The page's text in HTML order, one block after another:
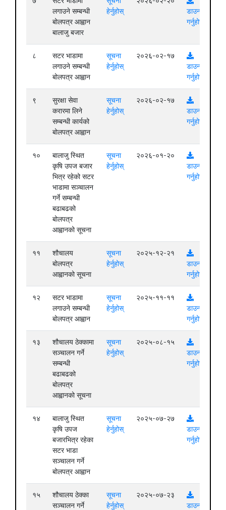
लगाउने सम्बन्धी
बोलपत्र आह्वान
बालाजु बजार
हेर्नुहोस्
डाउनलोड
गर्नुहोस्
८
सटर भाडामा
लगाउने सम्बन्धी
बोलपत्र आह्वान
सूचना
हेर्नुहोस्
२०२६-०२-१७
डाउनलोड
गर्नुहोस्
९
सुरक्षा सेवा
करारमा लिने
सम्बन्धी कार्यको
बोलपत्र आह्वान
सूचना
हेर्नुहोस्
२०२६-०२-१७
डाउनलोड
गर्नुहोस्
१०
बालाजु स्थित
कृषि उपज बजार
भित्र रहेको सटर
भाडामा सञ्चालन
गर्ने सम्बन्धी
बढाबढको
बोलपत्र
आह्वानको सूचना
सूचना
हेर्नुहोस्
२०२६-०१-२०
डाउनलोड
गर्नुहोस्
११
शौचालय
बोलपत्र
आह्वानको सूचना
सूचना
हेर्नुहोस्
२०२५-१२-२१
डाउनलोड
गर्नुहोस्
१२
सटर भाडामा
लगाउने सम्बन्धी
बोलपत्र आह्वान
सूचना
हेर्नुहोस्
२०२५-११-११
डाउनलोड
गर्नुहोस्
१३
शौचालय ठेक्कामा
सञ्चालन गर्ने
सम्बन्धी
बढाबढको
बोलपत्र
आह्वानको सूचना
सूचना
हेर्नुहोस्
२०२५-०८-१५
डाउनलोड
गर्नुहोस्
१४
बालाजु स्थित
कृषि उपज
बजारभित्र रहेका
सटर भाडा
सञ्चालन गर्ने
बोलपत्र आह्वान
सूचना
हेर्नुहोस्
२०२५-०७-२७
डाउनलोड
गर्नुहोस्
१५
शौचालय ठेक्का
सञ्चालन गर्ने
सूचना
हेर्नुहोस्
२०२५-०७-२३
डाउनलोड